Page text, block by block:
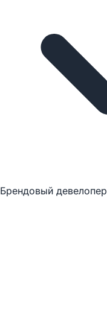
Брендовый девелопер